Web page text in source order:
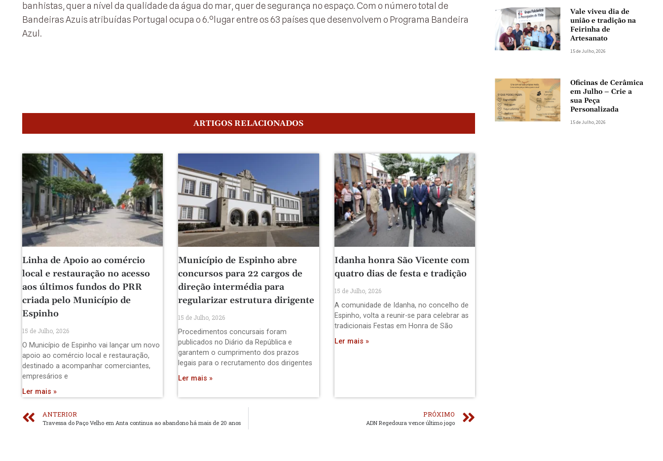
banhistas, quer a nível da qualidade da água do mar, quer de segurança no espaço. Com o número total de
Bandeiras Azuis atribuídas Portugal ocupa o 6.ºlugar entre os 63 países que desenvolvem o Programa Bandeira
Azul.
ARTIGOS RELACIONADOS
Linha de Apoio ao comércio
local e restauração no acesso
aos últimos fundos do PRR
criada pelo Município de
Espinho
15 de Julho, 2026
O Município de Espinho vai lançar um novo
apoio ao comércio local e restauração,
destinado a acompanhar comerciantes,
empresários e
Ler mais »
Município de Espinho abre
concursos para 22 cargos de
direção intermédia para
regularizar estrutura dirigente
15 de Julho, 2026
Procedimentos concursais foram
publicados no Diário da República e
garantem o cumprimento dos prazos
legais para o recrutamento dos dirigentes
Ler mais »
Idanha honra São Vicente com
quatro dias de festa e tradição
15 de Julho, 2026
A comunidade de Idanha, no concelho de
Espinho, volta a reunir-se para celebrar as
tradicionais Festas em Honra de São
Ler mais »
ANTERIOR
Travessa do Paço Velho em Anta continua ao abandono há mais de 20 anos
PRÓXIMO
ADN Regedoura vence último jogo
Vale viveu dia de
união e tradição na
Feirinha de
Artesanato
15 de Julho, 2026
Oficinas de Cerâmica
em Julho – Crie a
sua Peça
Personalizada
15 de Julho, 2026